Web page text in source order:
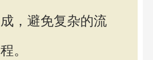
成，避免复杂的流
程。